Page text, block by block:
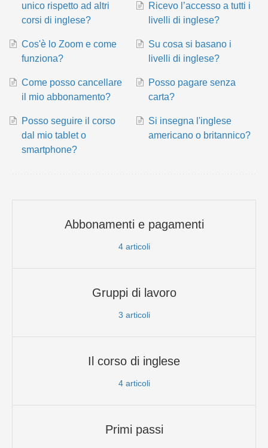
unico rispetto ad altri
corsi di inglese?
Cos'è lo Zoom e come
funziona?
Come posso cancellare
il mio abbonamento?
Posso seguire il corso
dal mio tablet o
smartphone?
Ricevo l’accesso a tutti i
livelli di inglese?
Su cosa si basano i
livelli di inglese?
Posso pagare senza
carta?
Si insegna l'inglese
americano o britannico?
Abbonamenti e pagamenti
4articoli
Gruppi di lavoro
3 articoli
Il corso di inglese
4articoli
Primi passi